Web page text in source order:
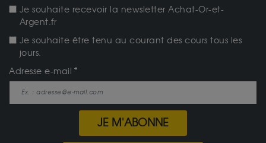
Je souhaite recevoir la newsletter Achat-Or-et-
Argent.fr
Je souhaite être tenu au courant des cours tous les
jours.
Adresse e-mail
JE M'ABONNE